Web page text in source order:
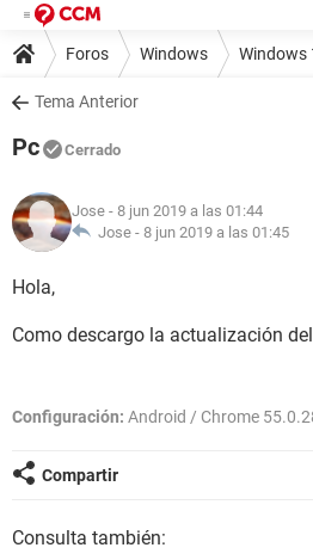
Foros Windows Windows
Tema Anterior
Pc Cerrado
Jose - 8 jun 2019 a las 01:44
Jose - 8 jun 2019 a las 01:45
Hola,
Como descargo la actualización
Configuración: Android / Chrome
Compartir
Consulta también: